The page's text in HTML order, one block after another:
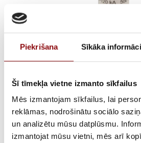
Piekrišana Sīkāka
Šī tīmekļa vietne izmanto sīkfailus
Mēs izmantojam sīkfailus, lai
reklāmas, nodrošinātu sociālo
un analizētu mūsu datplūsmu.
izmantojat mūsu vietni, mēs arī
25A gG
FUSE 14×51
€1,67
ar PVN